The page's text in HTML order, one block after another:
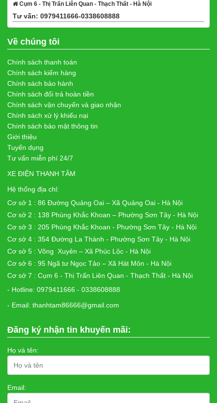
Cụm 6 - Thị Trấn Liên Quan - Thạch Thất - Hà Nội
Tư vấn: 0979411666-0338608888
Về chúng tôi
Chính sách thanh toán
Chính sách kiểm hàng
Chính sách bảo hành
Chính sách đổi trả hoàn tiền
Chính sách vận chuyển và giao nhận
Chính sách xử lý khiếu nại
Chính sách bảo mật thông tin
Giới thiệu
Tuyển dụng
Tư vấn miễn phí 24/7
XE ĐIỆN THANH TÂM
Hệ thống địa chỉ:
Cơ sở 1 : 86 Đường Quảng Oai – Xã Quảng Oai - Hà Nội
Cơ sở 2 : 138 Phùng Khắc Khoan – Phường Sơn Tây - Hà Nội
Cơ sở 3 : 205 Phùng Khắc Khoan - Phường Sơn Tây - Hà Nội
Cơ sở 4 : 354 Đường La Thành - Phường Sơn Tây - Hà Nội
Cơ sở 5 : Võng Xuyên – Xã Phúc Lộc - Hà Nội
Cơ sở 6 : 95 Ngã tư Ngọc Tảo – Xã Hát Môn - Hà Nội
Cơ sở 7 : Cụm 6 - Thị Trấn Liên Quan - Thạch Thất - Hà Nội
- Hotline: 0979411666 - 0338608888
- Email: thanhtam86666@gmail.com
Đăng ký nhận tin khuyến mãi:
Họ và tên:
Email: